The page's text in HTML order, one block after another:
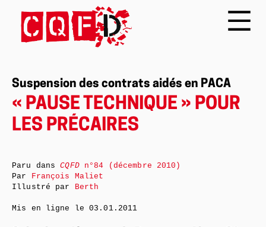
Suspension des contrats aidés en PACA
« PAUSE TECHNIQUE » POUR
LES PRÉCAIRES
Paru dansCQFDn°84 (décembre 2010)
Par François Maliet
Illustré par Berth
Mis en ligne le03.01.2011